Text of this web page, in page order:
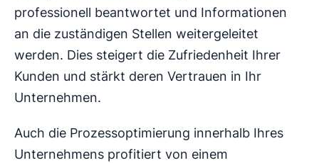
professionell beantwortet und Informationen
an die zuständigen Stellen weitergeleitet
werden. Dies steigert die Zufriedenheit Ihrer
Kunden und stärkt deren Vertrauen in Ihr
Unternehmen.
Auch die Prozessoptimierung innerhalb Ihres
Unternehmens profitiert von einem